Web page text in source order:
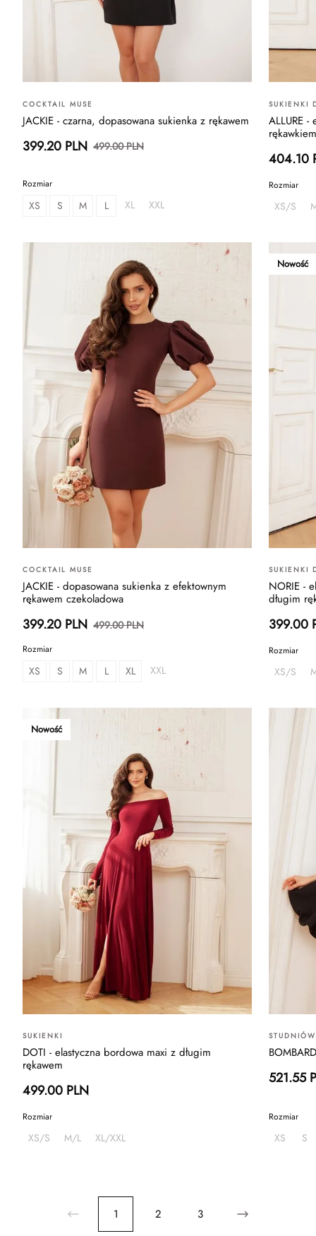
COCKTAIL MUSE
JACKIE - czarna, dopasowana sukienka z rękawem
399.20 PLN 499.00 PLN
Rozmiar
XS S M L XL XXL
SUKIENKI
ALLURE
404.10
Rozmiar
XS/S
COCKTAIL MUSE
JACKIE - dopasowana sukienka z efektownym
rękawem czekoladowa
399.20 PLN 499.00 PLN
Rozmiar
XS S M L XL XXL
Nowość
SUKIENKI
NORIE -
długim
399.00
Rozmiar
XS/S
Nowość
SUKIENKI
DOTI - elastyczna bordowa maxi z długim
rękawem
499.00 PLN
Rozmiar
XS/S M/L XL/XXL
521.55
Rozmiar
XS S
1 2 3